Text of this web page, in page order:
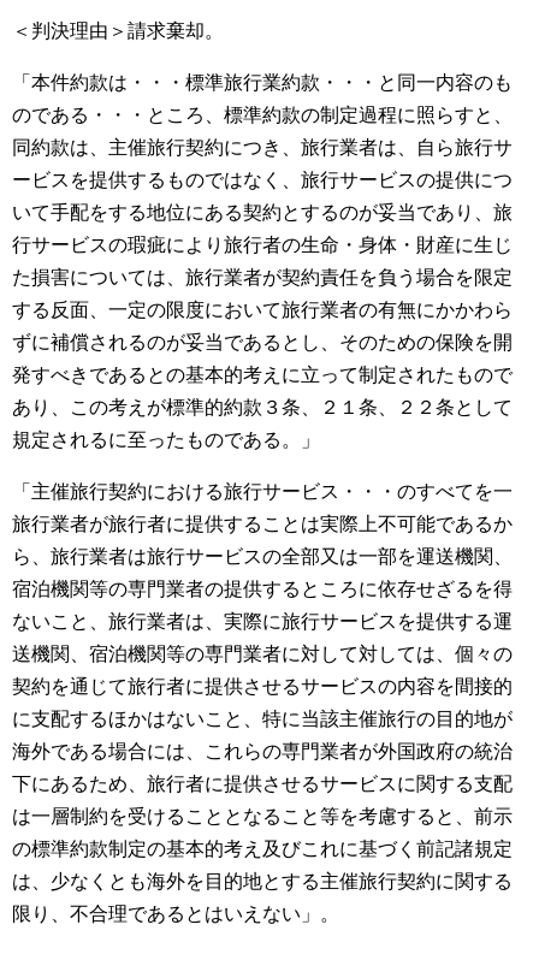
＜判決理由＞請求棄却。
「本件約款は・・・標準旅行業約款・・・と同一内容のも
のである・・・ところ、標準約款の制定過程に照らすと、
同約款は、主催旅行契約につき、旅行業者は、自ら旅行サ
ービスを提供するものではなく、旅行サービスの提供につ
いて手配をする地位にある契約とするのが妥当であり、旅
行サービスの瑕疵により旅行者の生命・身体・財産に生じ
た損害については、旅行業者が契約責任を負う場合を限定
する反面、一定の限度において旅行業者の有無にかかわら
ずに補償されるのが妥当であるとし、そのための保険を開
発すべきであるとの基本的考えに立って制定されたもので
あり、この考えが標準的約款３条、２１条、２２条として
規定されるに至ったものである。」
「主催旅行契約における旅行サービス・・・のすべてを一
旅行業者が旅行者に提供することは実際上不可能であるか
ら、旅行業者は旅行サービスの全部又は一部を運送機関、
宿泊機関等の専門業者の提供するところに依存せざるを得
ないこと、旅行業者は、実際に旅行サービスを提供する運
送機関、宿泊機関等の専門業者に対して対しては、個々の
契約を通じて旅行者に提供させるサービスの内容を間接的
に支配するほかはないこと、特に当該主催旅行の目的地が
海外である場合には、これらの専門業者が外国政府の統治
下にあるため、旅行者に提供させるサービスに関する支配
は一層制約を受けることとなること等を考慮すると、前示
の標準約款制定の基本的考え及びこれに基づく前記諸規定
は、少なくとも海外を目的地とする主催旅行契約に関する
限り、不合理であるとはいえない」。